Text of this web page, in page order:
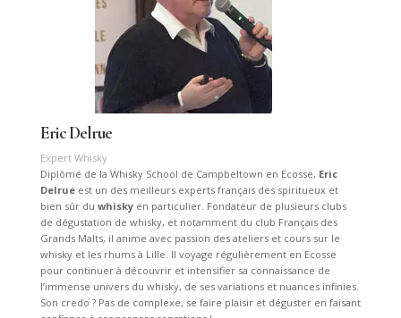
Eric Delrue
Expert Whisky
Diplômé de la Whisky School de Campbeltown en Ecosse, Eric
Delrueest un des meilleurs experts français des spiritueux et
bien sûr du whiskyen particulier. Fondateur de plusieurs clubs
de dégustation de whisky, et notamment du club Français des
Grands Malts, il anime avec passion des ateliers et cours sur le
whisky et les rhums à Lille. Il voyage régulièrement en Ecosse
pour continuer à découvrir et intensifier sa connaissance de
l’immense univers du whisky, de ses variations et nuances infinies.
Son credo ? Pas de complexe, se faire plaisir et déguster en faisant